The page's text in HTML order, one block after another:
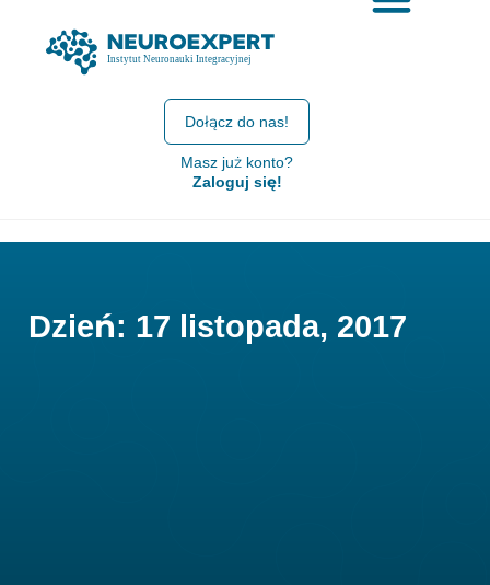
Dołącz do nas!
Masz już konto?
Zaloguj się!
Dzień: 17 listopada, 2017